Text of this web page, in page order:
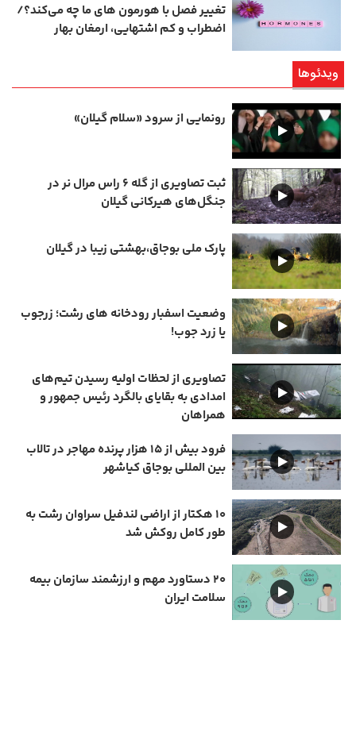
تغییر فصل با هورمون‌ های ما چه می‌کند؟/
اضطراب و کم‌ اشتهایی، ارمغان بهار
ویدئوها
رونمایی از سرود «سلام گیلان»
ثبت تصاویری از گله ۶ راس مرال نر در
جنگل‌های هیرکانی گیلان
پارک ملی بوجاق،بهشتی زیبا در گیلان
وضعیت اسفبار رودخانه های رشت؛ زرجوب
یا زرد جوب!
تصاویری از لحظات اولیه رسیدن تیم‌های
امدادی به بقایای بالگرد رئیس جمهور و
همراهان
فرود بیش از ۱۵ هزار پرنده مهاجر در تالاب
بین المللی بوجاق کیاشهر
۱۰ هکتار از اراضی لندفیل سراوان رشت به
طور کامل روکش شد
۲۰ دستاورد مهم و ارزشمند سازمان بیمه
سلامت ایران